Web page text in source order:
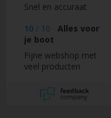
Snel en accuraat
10 / 10
Alles voor
je boot
Fijne webshop met
veel producten